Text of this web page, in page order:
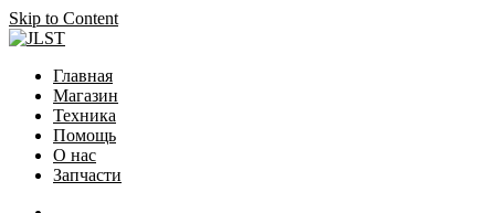
Skip to Content
Главная
Магазин
Техника
Помощь
О нас
Запчасти